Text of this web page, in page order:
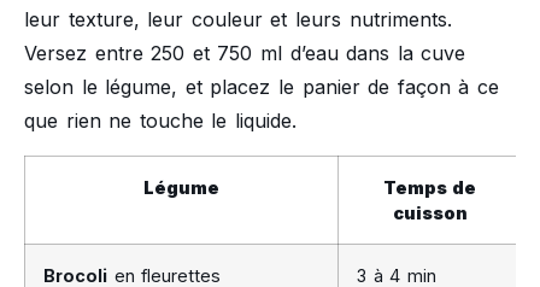
leur texture, leur couleur et leurs nutriments.
Versez entre 250 et 750 ml d’eau dans la cuve
selon le légume, et placez le panier de façon à ce
que rien ne touche le liquide.
Légume
Temps de
cuisson
Brocoli en fleurettes 3 à 4 min